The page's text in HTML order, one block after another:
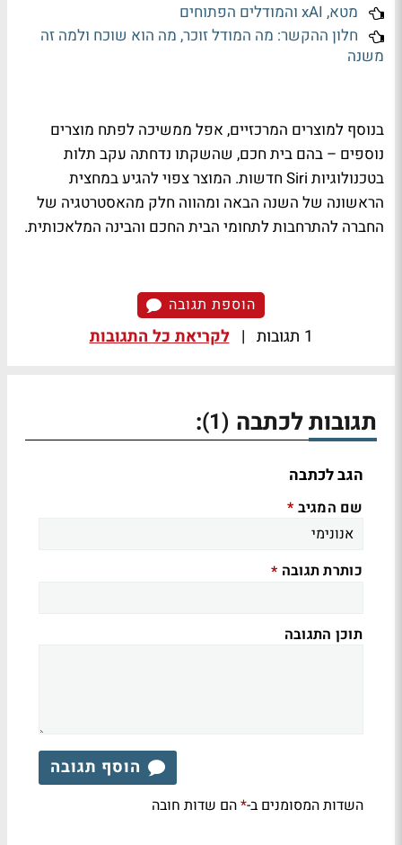
מטא, xAI והמודלים הפתוחים
חלון ההקשר: מה המודל זוכר, מה הוא שוכח ולמה זה
משנה
בנוסף למוצרים המרכזיים, אפל ממשיכה לפתח מוצרים
נוספים – בהם בית חכם, שהשקתו נדחתה עקב תלות
בטכנולוגיות Siri חדשות. המוצר צפוי להגיע במחצית
הראשונה של השנה הבאה ומהווה חלק מהאסטרטגיה של
החברה להתרחבות לתחומי הבית החכם והבינה המלאכותית.
הוספת תגובה
1 תגובות | לקריאת כל התגובות
תגובות לכתבה (1)
:
הגב לכתבה
שם המגיב *
כותרת תגובה *
תוכן התגובה
הוסף תגובה
השדות המסומנים ב-*הם שדות חובה